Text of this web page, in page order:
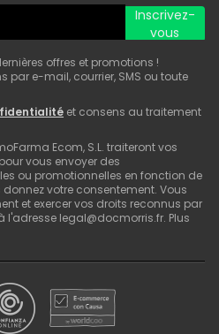
Inscrivez-
vous
offres et promotions !
par e-mail, courrier, SMS ou toute
et consens au traitement
Ecom, S.L. traiteront vos
vous envoyer des
ou promotionnelles en fonction de
votre consentement. Vous
et exercer vos droits reconnus par
legal@docmorris.fr. Plus